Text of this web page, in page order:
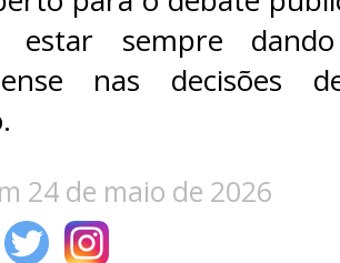
estar sempre
nas decisões
24 de maio de 2026